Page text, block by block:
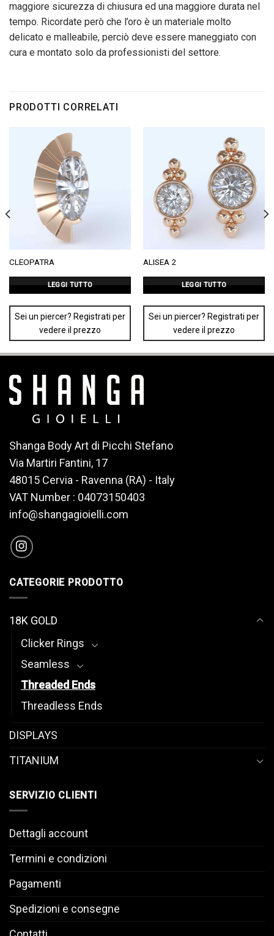
maggiore sicurezza di chiusura ed una maggiore durata nel
tempo. Ricordate però che l’oro è un materiale molto
delicato e malleabile, perciò deve essere maneggiato con
cura e montato solo da professionisti del settore.
PRODOTTI CORRELATI
CLEOPATRA
LEGGI TUTTO
Sei un piercer? Registrati per
vedere il prezzo
ALISEA 2
LEGGI TUTTO
Sei un piercer? Registrati per
vedere il prezzo
Shanga Body Art di Picchi Stefano
Via Martiri Fantini, 17
48015 Cervia - Ravenna (RA) - Italy
VAT Number : 04073150403
info@shangagioielli.com
CATEGORIE PRODOTTO
18K GOLD
Clicker Rings
Seamless
Threaded Ends
Threadless Ends
DISPLAYS
TITANIUM
SERVIZIO CLIENTI
Dettagli account
Termini e condizioni
Pagamenti
Spedizioni e consegne